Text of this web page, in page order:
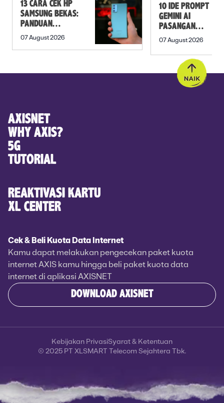
13 CARA CEK HP
SAMSUNG BEKAS:
PANDUAN
SEBELUM
07 August 2026
10 IDE PROMPT
GEMINI AI
PASANGAN
PREWEDDING
07 August 2026
AXISNET
WHY AXIS?
5G
TUTORIAL
REAKTIVASI KARTU
XL CENTER
Cek & Beli Kuota Data Internet
Kamu dapat melakukan pengecekan paket kuota
internet AXIS kamu hingga beli paket kuota data
internet di aplikasi AXISNET
DOWNLOAD AXISNET
© 2025 PT XLSMART Telecom Sejahtera Tbk.
Kebijakan PrivasiSyarat & Ketentuan